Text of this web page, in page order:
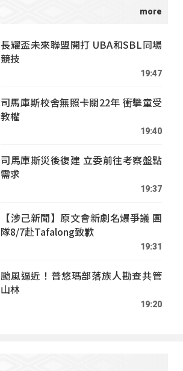
長耀盃未來聯盟開打 UBA和SBL同場
競技
19:47
司馬庫斯校舍無照卡關22年 衝擊童受
教權
19:40
司馬庫斯災後復建 立委前往考察盤點
需求
19:37
【涉己新聞】原文會新劇名爆爭議 團
隊8/7赴Tafalong致歉
19:31
颱風逼近！普悠瑪部落族人勘查共管
山林
19:20